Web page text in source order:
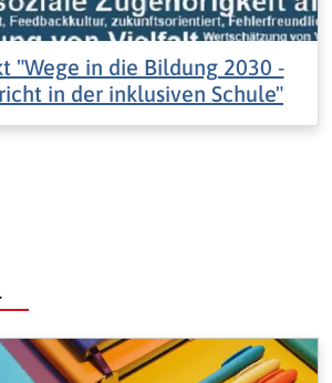
"Wege in die Bildung 2030 -
in der inklusiven Schule"